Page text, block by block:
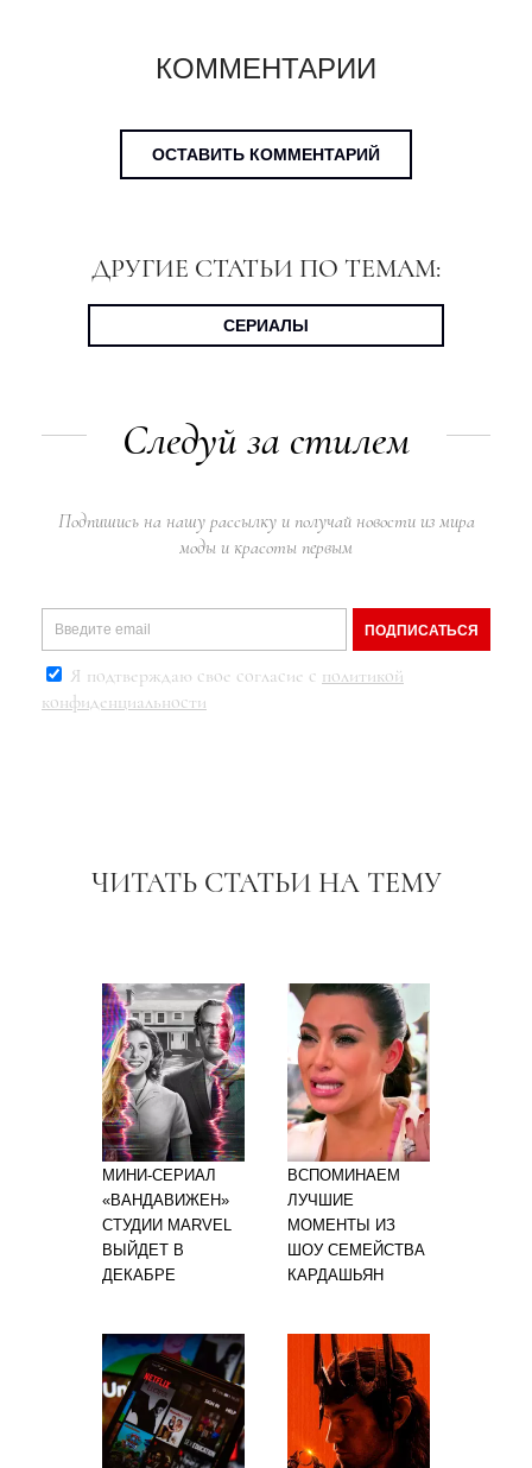
КОММЕНТАРИИ
ОСТАВИТЬ КОММЕНТАРИЙ
ДРУГИЕ СТАТЬИ ПО ТЕМАМ:
СЕРИАЛЫ
Следуй за стилем
Подпишись на нашу рассылку и получай новости из мира
моды и красоты первым
ПОДПИСАТЬСЯ
Я подтверждаю свое согласие с политикой
конфиденциальности
ЧИТАТЬ СТАТЬИ НА ТЕМУ
МИНИ-СЕРИАЛ
«ВАНДАВИЖЕН»
СТУДИИ MARVEL
ВЫЙДЕТ В
ДЕКАБРЕ
ВСПОМИНАЕМ
ЛУЧШИЕ
МОМЕНТЫ ИЗ
ШОУ СЕМЕЙСТВА
КАРДАШЬЯН